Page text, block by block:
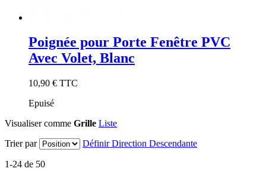
Poignée pour Porte Fenêtre PVC
Avec Volet, Blanc
10,90 € TTC
Epuisé
Visualiser comme Grille Liste
Trier par
Définir Direction Descendante
1-24 de 50